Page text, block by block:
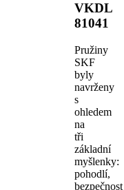
VKDL
81041
Pružiny
SKF
byly
navrženy
s
ohledem
na
tři
základní
myšlenky:
pohodlí,
bezpečnost